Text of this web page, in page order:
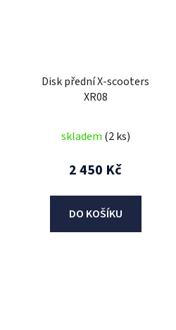
Disk přední X-scooters
XR08
skladem (2 ks)
2 450 Kč
DO KOŠÍKU